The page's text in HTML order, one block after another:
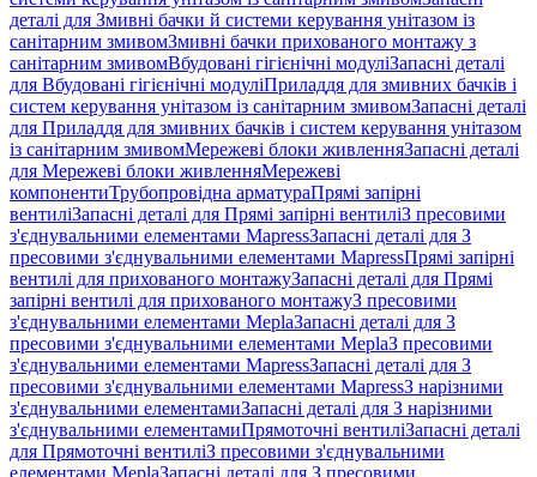
деталі для Змивні бачки й системи керування унітазом із
санітарним змивомЗмивні бачки прихованого монтажу з
санітарним змивомВбудовані гігієнічні модуліЗапасні деталі
для Вбудовані гігієнічні модуліПриладдя для змивних бачків і
систем керування унітазом із санітарним змивомЗапасні деталі
для Приладдя для змивних бачків і систем керування унітазом
із санітарним змивомМережеві блоки живленняЗапасні деталі
для Мережеві блоки живленняМережеві
компонентиТрубопровідна арматураПрямі запірні
вентиліЗапасні деталі для Прямі запірні вентиліЗ пресовими
з'єднувальними елементами MapressЗапасні деталі для З
пресовими з'єднувальними елементами MapressПрямі запірні
вентилі для прихованого монтажуЗапасні деталі для Прямі
запірні вентилі для прихованого монтажуЗ пресовими
з'єднувальними елементами MeplaЗапасні деталі для З
пресовими з'єднувальними елементами MeplaЗ пресовими
з'єднувальними елементами MapressЗапасні деталі для З
пресовими з'єднувальними елементами MapressЗ нарізними
з'єднувальними елементамиЗапасні деталі для З нарізними
з'єднувальними елементамиПрямоточні вентиліЗапасні деталі
для Прямоточні вентиліЗ пресовими з'єднувальними
елементами MeplaЗапасні деталі для З пресовими